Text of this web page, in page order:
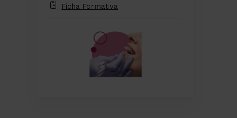
Ficha Formativa